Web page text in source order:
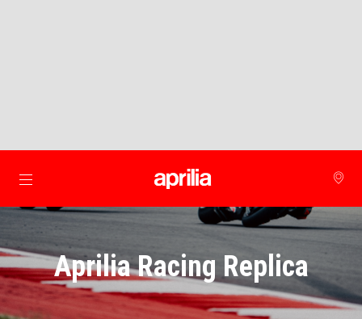
Aprilia Racing Replica